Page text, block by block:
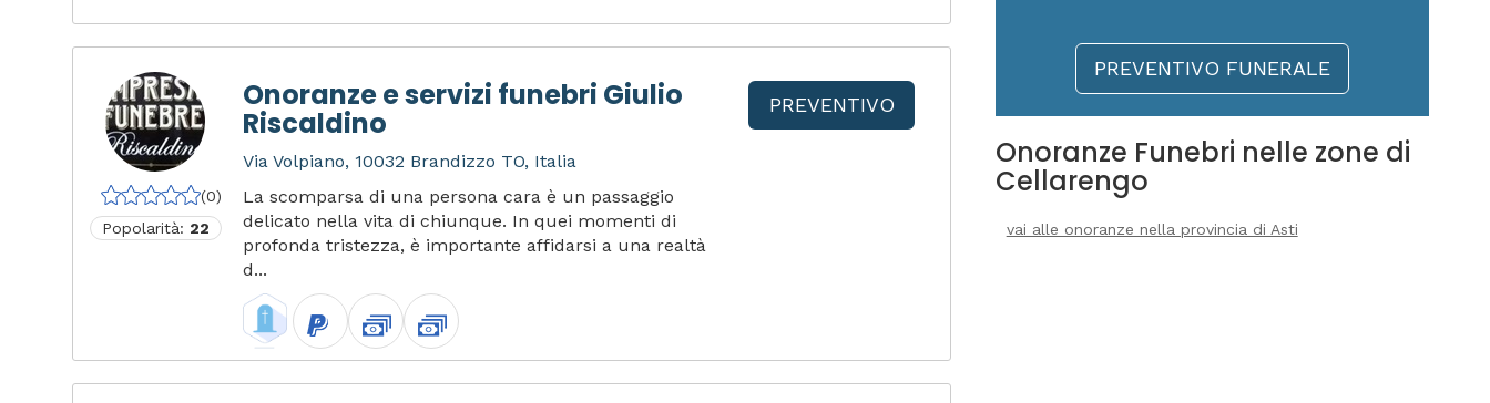
(0)
Popolarità: 22
Onoranze e servizi funebri Giulio
Riscaldino
Via Volpiano, 10032 Brandizzo TO, Italia
La scomparsa di una persona cara è un passaggio
delicato nella vita di chiunque. In quei momenti di
profonda tristezza, è importante affidarsi a una realtà
d...
PREVENTIVO
PREVENTIVO FUNERALE
Onoranze Funebri nelle zone di
Cellarengo
vai alle onoranze nella provincia di Asti